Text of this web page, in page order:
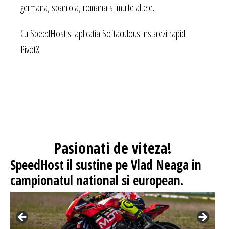
germana, spaniola, romana si multe altele.
Cu SpeedHost si aplicatia Softaculous instalezi rapid
PivotX!
Pasionati de viteza!
SpeedHost il sustine pe Vlad Neaga in
campionatul national si european.